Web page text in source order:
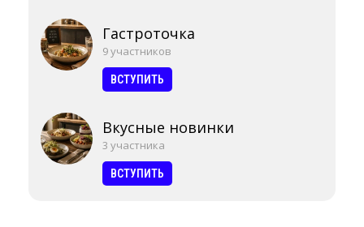
Гастроточка
9 участников
ВСТУПИТЬ
Вкусные новинки
3 участника
ВСТУПИТЬ